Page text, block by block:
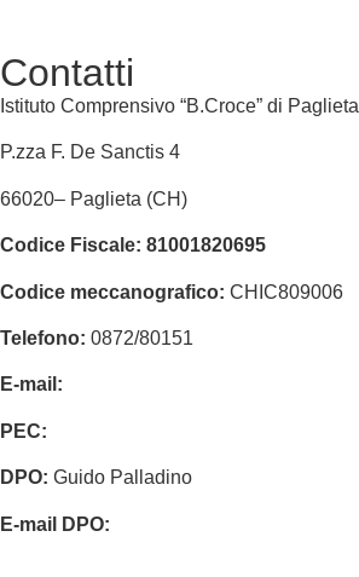
Contatti
Istituto Comprensivo “B.Croce” di Paglieta
P.zza F. De Sanctis 4
66020– Paglieta (CH)
Codice Fiscale: 81001820695
Codice meccanografico: CHIC809006
Telefono: 0872/80151
E-mail:
PEC:
DPO: Guido Palladino
E-mail DPO: